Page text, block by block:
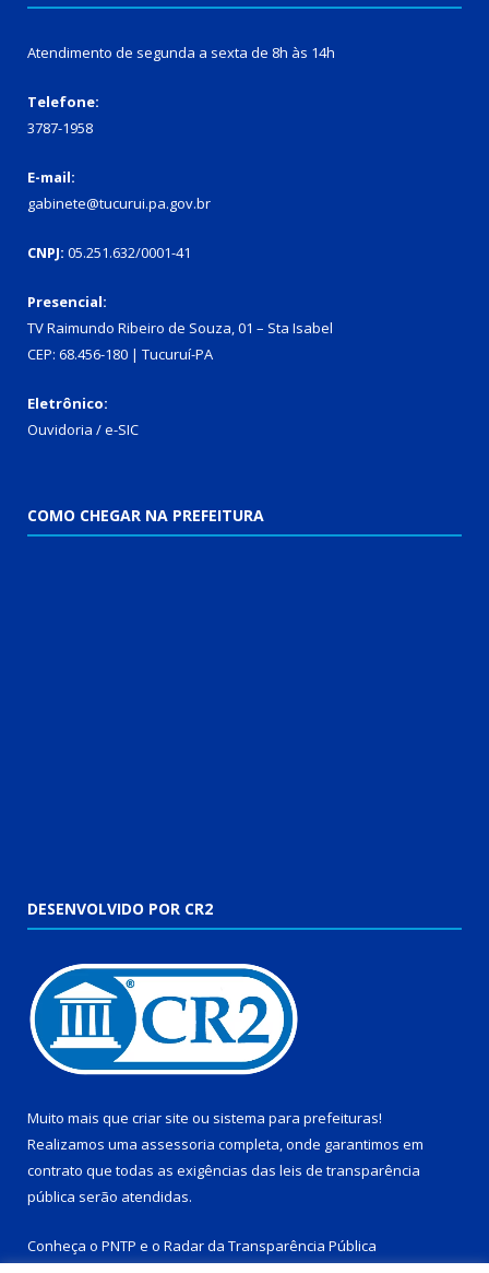
Atendimento de segunda a sexta de 8h às 14h
Telefone:
3787-1958
E-mail:
gabinete@tucurui.pa.gov.br
CNPJ: 05.251.632/0001-41
Presencial:
TV Raimundo Ribeiro de Souza, 01 – Sta Isabel
CEP: 68.456-180 | Tucuruí-PA
Eletrônico:
Ouvidoria /e-SIC
COMO CHEGAR NA PREFEITURA
DESENVOLVIDO POR CR2
Muito mais que criar site ou sistema para prefeituras!
Realizamos uma assessoria completa, onde garantimos em
contrato que todas as exigências das leis de transparência
pública serão atendidas.
Conheça o PNTP e o Radar da Transparência Pública